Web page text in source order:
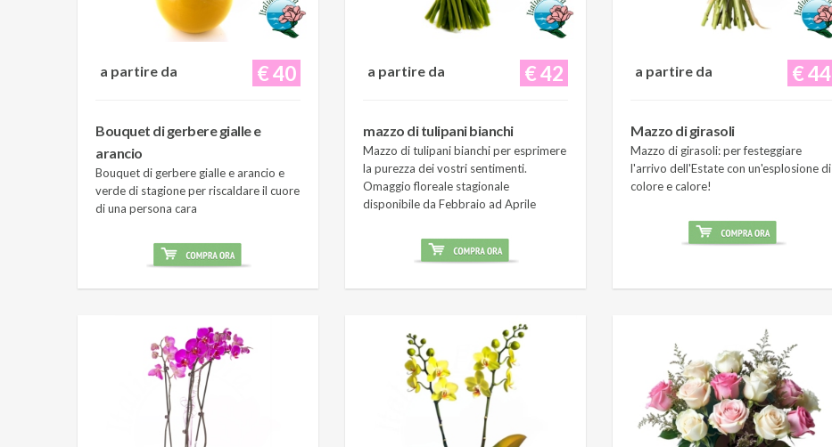
€ 40
a partire da
Bouquet di gerbere gialle e
arancio
Bouquet di gerbere gialle e arancio e
verde di stagione per riscaldare il cuore
di una persona cara
€ 42
a partire da
mazzo di tulipani bianchi
Mazzo di tulipani bianchi per esprimere
la purezza dei vostri sentimenti.
Omaggio floreale stagionale
disponibile da Febbraio ad Aprile
€ 44
a partire da
Mazzo di girasoli
Mazzo di girasoli: per festeggiare
l'arrivo dell'Estate con un'esplosione di
colore e calore!